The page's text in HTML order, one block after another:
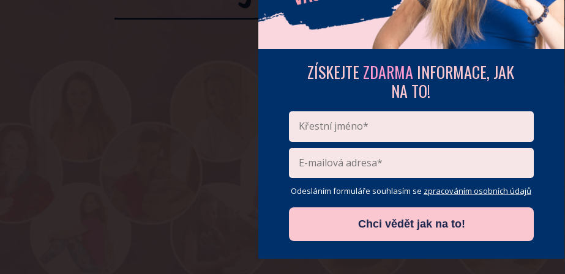
Pamatovat si mě
Přihlásit se do Kongresu
Zapomněli jste heslo?
ZÍSKEJTE ZDARMA INFORMACE, JAK
NA TO!
Odesláním formuláře souhlasím se zpracováním osobních údajů
Chci vědět jak na to!